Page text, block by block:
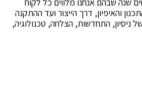
והאיפיון, דרך הייצור ועד ההתקנה
ניסיון, התחדשות, הצלחה, טכנולוגיה,